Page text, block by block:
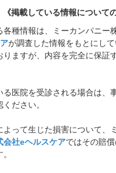
《掲載している情報について
各種情報は、ミーカンパニー
が調査した情報をもとにし
りますが、内容を完全に保証
る医院を受診される場合は、
ださい。
よって生じた損害について、
会社eヘルスケアではその賠